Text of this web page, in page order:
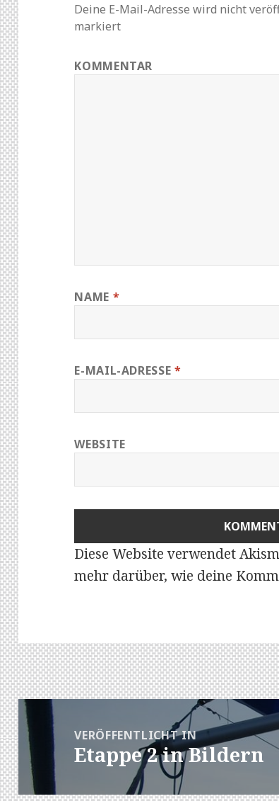
Deine E-Mail-Adresse wird nicht
markiert
KOMMENTAR
NAME *
E-MAIL-ADRESSE *
WEBSITE
Diese Website verwendet
mehr darüber, wie deine
Beitragsnavigation
VERÖFFENTLICHT IN
Etappe 2 in Bildern